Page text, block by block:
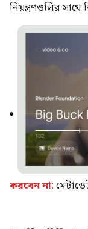
নিয়ন্ত্রণগুলির
করবেন না: